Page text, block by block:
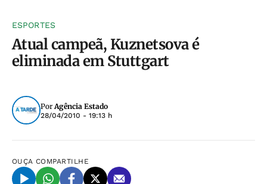
ESPORTES
Atual campeã, Kuznetsova é
eliminada em Stuttgart
PorAgência Estado
28/04/2010 - 19:13 h
OUÇA COMPARTILHE